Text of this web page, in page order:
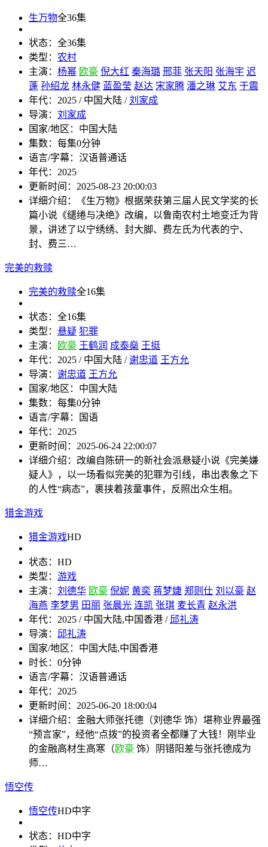
生万物全36集
状态： 全36集
类型： 农村
主演： 杨幂 欧豪 倪大红 秦海璐 邢菲 张天阳 张海宇 迟
蓬 孙绍龙 林永健 蓝盈莹 赵达 宋家腾 潘之琳 艾东 于震
年代： 2025 / 中国大陆 /刘家成
导演： 刘家成
国家/地区： 中国大陆
集数： 每集0分钟
语言/字幕： 汉语普通话
年代： 2025
更新时间： 2025-08-23 20:00:03
详细介绍：
《生万物》根据荣获第三届人民文学奖的长
篇小说《缱绻与决绝》改编，以鲁南农村土地变迁为背
景，讲述了以宁绣绣、封大脚、费左氏为代表的宁、
封、费三…
完美的救赎
完美的救赎全16集
状态： 全16集
类型： 悬疑 犯罪
主演：
欧豪 王鹤润 成泰燊 王挺
年代： 2025 / 中国大陆 /谢忠道 王方允
导演： 谢忠道 王方允
国家/地区： 中国大陆
集数： 每集0分钟
语言/字幕：
国语
年代： 2025
更新时间： 2025-06-24 22:00:07
详细介绍： 改编自陈研一的新社会派悬疑小说《完美嫌
疑人》，以一场看似完美的犯罪为引线，串出表象之下
的人性“病态”，裹挟着孩童事件，反照出众生相。
猎金游戏
猎金游戏HD
状态： HD
类型： 游戏
主演： 刘德华 欧豪 倪妮 黄奕 蒋梦婕 郑则仕 刘以豪 赵
海燕 李梦男 田丽 张晨光 连凯 张琪 麦长青 赵永洪
年代： 2025 / 中国大陆,中国香港 /邱礼涛
导演： 邱礼涛
国家/地区： 中国大陆,中国香港
时长： 0分钟
语言/字幕： 汉语普通话
年代： 2025
更新时间： 2025-06-20 18:00:04
详细介绍： 金融大师张托德（刘德华 饰）堪称业界最强
“预言家”，经他“点拨”的投资者全都赚了大钱！刚毕业
的金融高材生高寒（欧豪 饰）阴错阳差与张托德成为
师…
悟空传
悟空传HD中字
状态： HD中字